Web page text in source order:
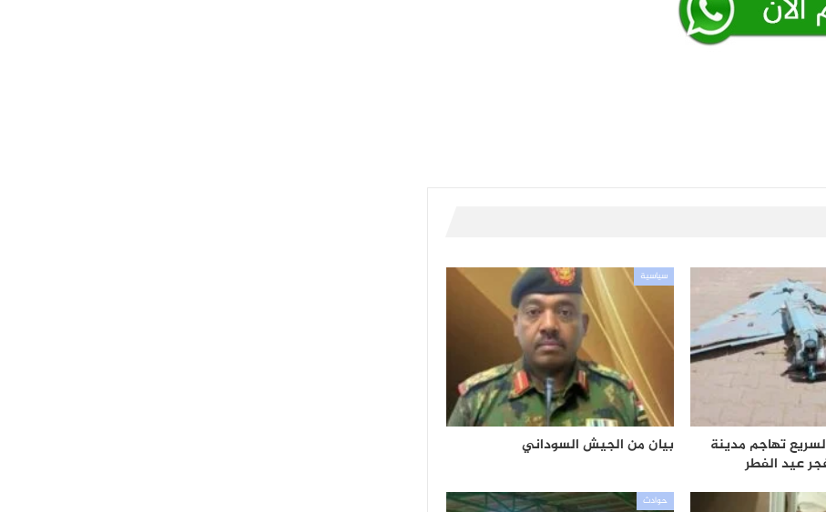
تهاجم مدينة
عيد الفطر
سياسية
بيان من الجيش السوداني
حوادث